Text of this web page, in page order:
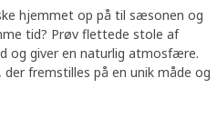
hjemmet op på til sæsonen og
tid? Prøv flettede stole af
og giver en naturlig atmosfære.
fremstilles på en unik måde og